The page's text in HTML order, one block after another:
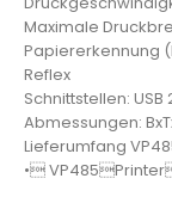
Maximale
Papiererkennung
Reflex
Schnittstellen: USB
Abmessungen:
Lieferumfang
•